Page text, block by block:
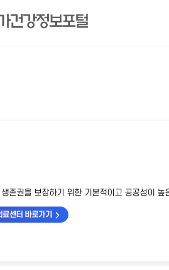
존권을 보장하기 위한 기본적이고 공공성이 높
센터 바로가기